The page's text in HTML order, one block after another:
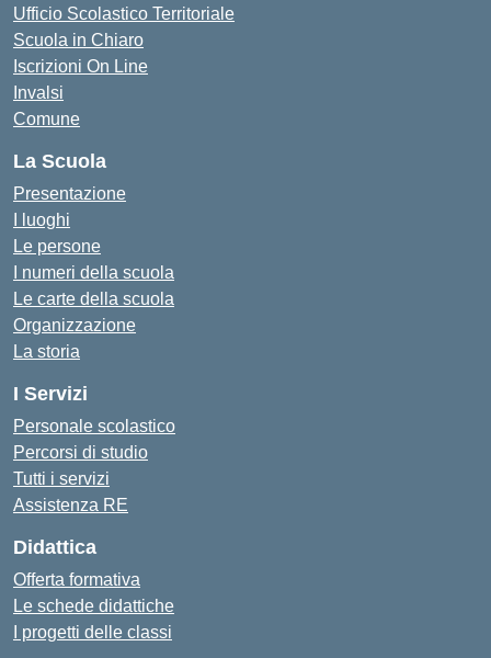
Ufficio Scolastico Territoriale
Scuola in Chiaro
Iscrizioni On Line
Invalsi
Comune
La Scuola
Presentazione
I luoghi
Le persone
I numeri della scuola
Le carte della scuola
Organizzazione
La storia
I Servizi
Personale scolastico
Percorsi di studio
Tutti i servizi
Assistenza RE
Didattica
Offerta formativa
Le schede didattiche
I progetti delle classi